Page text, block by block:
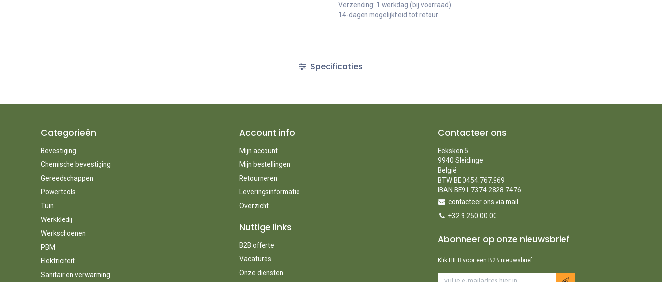
Verzending: 1 werkdag (bij voorraad)
14-dagen mogelijkheid tot retour
Specificaties
Categorieën
Bevestiging
Chemische bevestiging
Gereedschappen
Powertools
Tuin
Werkkledij
Werkschoenen
PBM
Elektriciteit
Sanitair en verwarming
Account info
Mijn account
Mijn bestellingen
Retourneren
Leveringsinformatie
Overzicht
Nuttige links
B2B offerte
Vacatures
Onze diensten
Contacteer ons
Eeksken 5
9940 Sleidinge
België
BTW BE 0454.767.969
IBAN BE91 7374 2828 7476
contacteer ons via mail
+32 9 250 00 00
Abonneer op onze nieuwsbrief
Klik HIER voor een B2B nieuwsbrief